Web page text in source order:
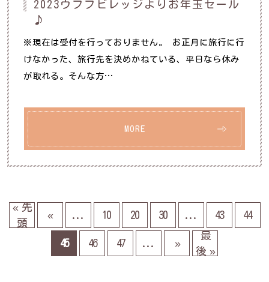
2023ウフフビレッジよりお年玉セール
♪
※現在は受付を行っておりません。 お正月に旅行に行
けなかった、旅行先を決めかねている、平日なら休み
が取れる。そんな方…
MORE
« 先
頭
« ... 10 20 30 ... 43 44
45 46 47 ... »
最
後 »